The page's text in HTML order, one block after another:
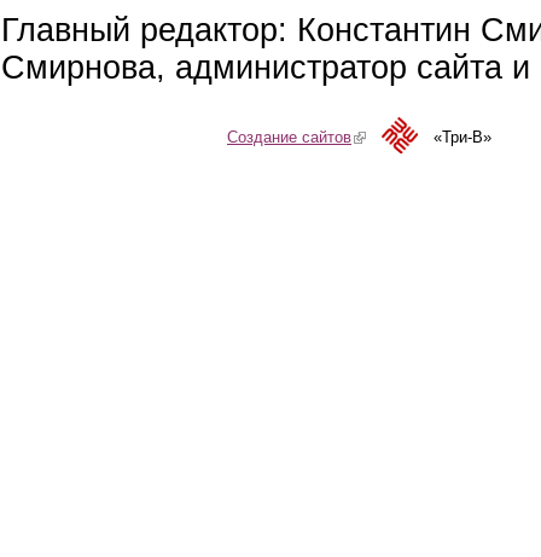
Главный редактор: Константин
Смирнова, администратор сайта
Создание сайтов(link is external)«Три-В»